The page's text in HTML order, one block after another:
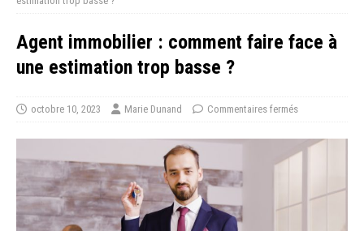
Agent immobilier : comment faire face à
une estimation trop basse ?
octobre 10, 2023 Marie Dunand Commentaires fermés